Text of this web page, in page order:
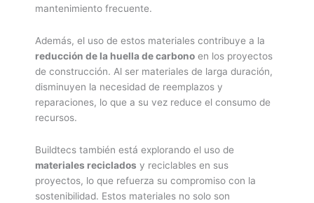
mantenimiento frecuente.
Además, el uso de estos materiales contribuye a la
reducción de la huella de carbono en los proyectos
de construcción. Al ser materiales de larga duración,
disminuyen la necesidad de reemplazos y
reparaciones, lo que a su vez reduce el consumo de
recursos.
Buildtecs también está explorando el uso de
materiales reciclados y reciclables en sus
proyectos, lo que refuerza su compromiso con la
sostenibilidad. Estos materiales no solo son